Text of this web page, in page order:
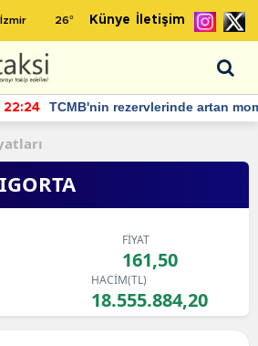
26° Künye İletişim
artan momentum devam ediyor
FİYAT
161,50
HACİM(TL)
18.555.884,20